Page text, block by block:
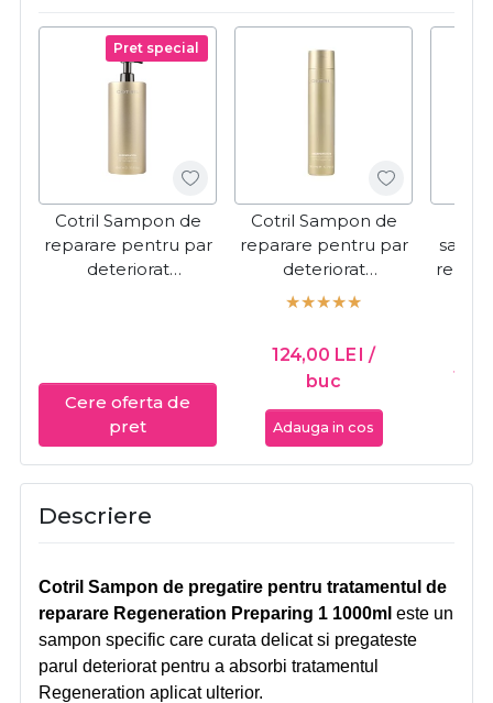
Pret special
Cotril Sampon de
reparare pentru par
deteriorat
Cere oferta de
pret
Cotril Sampon de
reparare pentru par
deteriorat
Regeneration 300ml
124,00 LEI /
buc
Adauga in cos
Descriere
Cotril Sampon de pregatire pentru tratamentul de
reparare Regeneration Preparing 1 1000ml este un
sampon specific care curata delicat si pregateste
parul deteriorat pentru a absorbi tratamentul
Regeneration aplicat ulterior.